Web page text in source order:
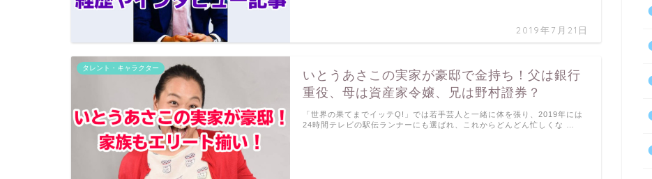
2019年7月21日
タレント・キャラクター
いとうあさこの実家が豪邸で金持ち！父は銀行
重役、母は資産家令嬢、兄は野村證券？
「世界の果てまでイッテQ!」では若手芸人と一緒に体を張り、2019年には
24時間テレビの駅伝ランナーにも選ばれ、これからどんどん忙しくな …